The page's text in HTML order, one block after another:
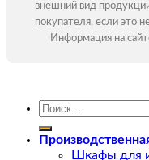
внешний вид
покупателя, если это
Информация на
Искать:
Шкафы для